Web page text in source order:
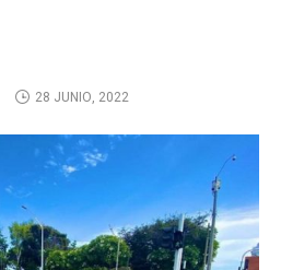
28 JUNIO, 2022